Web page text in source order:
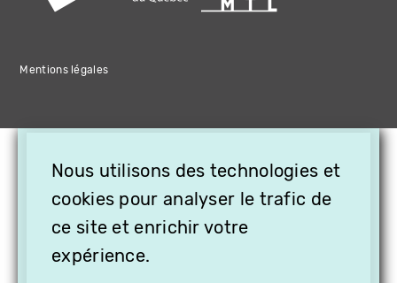
Mentions légales
Nous utilisons des technologies et
cookies pour analyser le trafic de
ce site et enrichir votre
expérience.
OFFREZ LA VIDÉO EN
CADEAU, ABONNEZ VOS
PROCHES À VITHÈQUE !